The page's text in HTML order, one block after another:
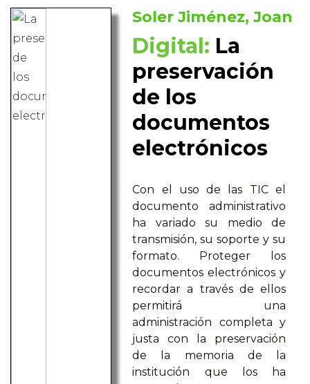
Soler Jiménez, Joan
Digital: La
preservación
de los
documentos
electrónicos
Con el uso de las TIC el
documento administrativo
ha variado su medio de
transmisión, su soporte y su
formato. Proteger los
documentos electrónicos y
recordar a través de ellos
permitirá una
administración completa y
justa con la preservación
de la memoria de la
institución que los ha